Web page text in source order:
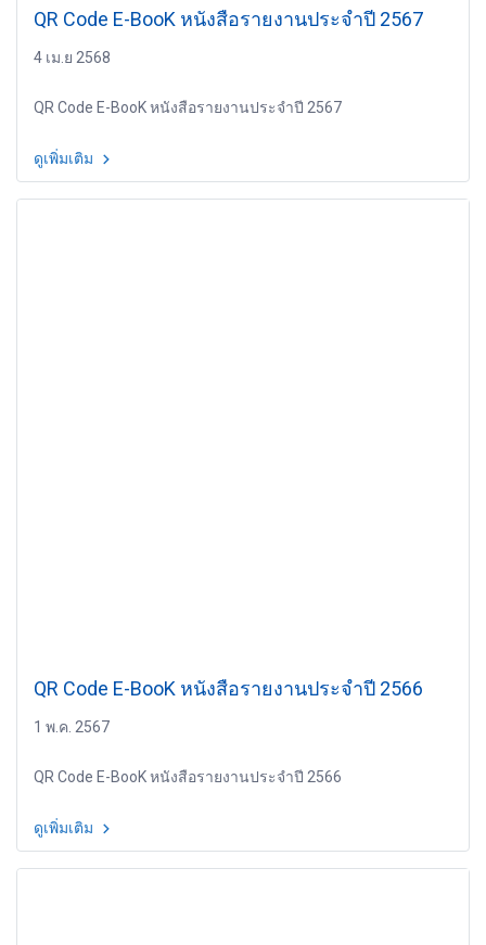
QR Code E-BooK หนังสือรายงานประจำปี 2567
4 เม.ย 2568
QR Code E-BooK หนังสือรายงานประจำปี 2567
ดูเพิ่มเติม
QR Code E-BooK หนังสือรายงานประจำปี 2566
1 พ.ค. 2567
QR Code E-BooK หนังสือรายงานประจำปี 2566
ดูเพิ่มเติม